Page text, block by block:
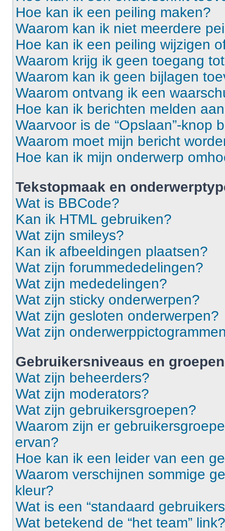
Hoe kan ik een peiling maken?
Waarom kan ik niet meerdere
Hoe kan ik een peiling wijzigen
Waarom krijg ik geen toegang
Waarom kan ik geen bijlagen
Waarom ontvang ik een
Hoe kan ik berichten melden
Waarvoor is de “Opslaan”-knop
Waarom moet mijn bericht
Hoe kan ik mijn onderwerp
Tekstopmaak en
Wat is BBCode?
Kan ik HTML gebruiken?
Wat zijn smileys?
Kan ik afbeeldingen plaatsen?
Wat zijn forummededelingen?
Wat zijn mededelingen?
Wat zijn sticky onderwerpen?
Wat zijn gesloten onderwerpen?
Wat zijn
Gebruikersniveaus en groepen
Wat zijn beheerders?
Wat zijn moderators?
Wat zijn gebruikersgroepen?
Waarom zijn er
ervan?
Hoe kan ik een leider van een
Waarom verschijnen sommige
kleur?
Wat is een “standaard
Wat betekend de “het team” link?